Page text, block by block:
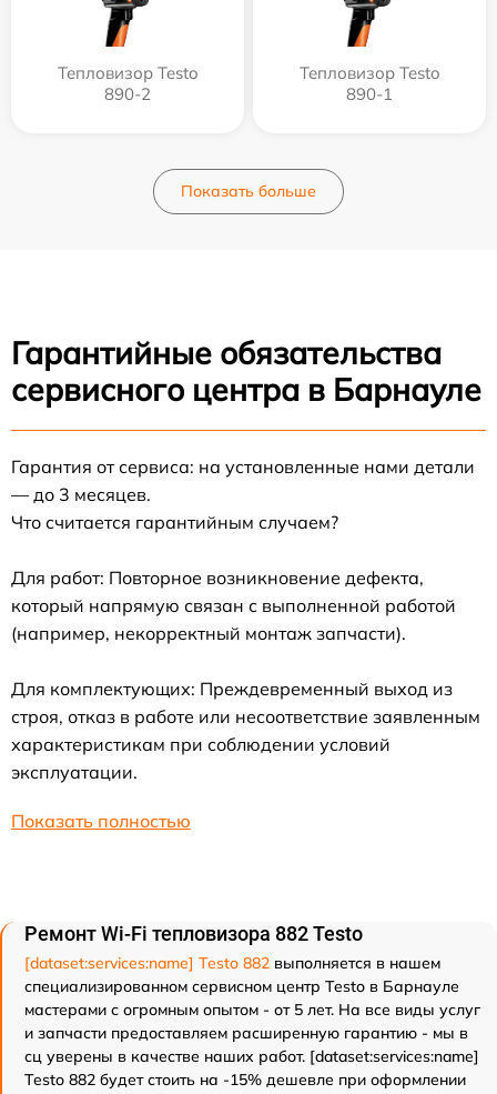
Тепловизор Testo
890-2
Тепловизор Testo
890-1
Показать больше
Гарантийные обязательства
сервисного центра в Барнауле
Гарантия от сервиса: на установленные нами детали
— до 3 месяцев.
Что считается гарантийным случаем?
Для работ: Повторное возникновение дефекта,
который напрямую связан с выполненной работой
(например, некорректный монтаж запчасти).
Для комплектующих: Преждевременный выход из
строя, отказ в работе или несоответствие заявленным
характеристикам при соблюдении условий
эксплуатации.
Показать полностью
Ремонт Wi-Fi тепловизора 882 Testo
[dataset:services:name] Testo 882 выполняется в нашем
специализированном сервисном центр Testo в Барнауле
мастерами с огромным опытом - от 5 лет. На все виды услуг
и запчасти предоставляем расширенную гарантию - мы в
сц уверены в качестве наших работ. [dataset:services:name]
Testo 882 будет стоить на -15% дешевле при оформлении